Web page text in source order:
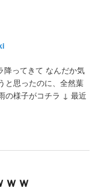
降ってきて なんだか気
と思ったのに、全然葉
の様子がコチラ ↓ 最近
ｗ